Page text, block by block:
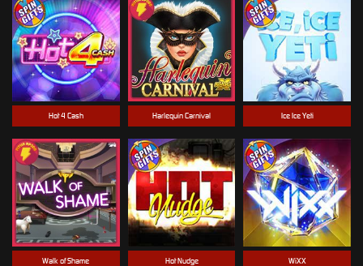
Hot Nudge WiXX
Hot 4 Cash Harlequin Carnival
Walk of Shame
Ice Ice Yeti